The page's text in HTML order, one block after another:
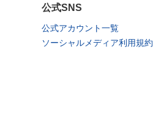
公式SNS
公式アカウント一覧
ソーシャルメディア利用規約